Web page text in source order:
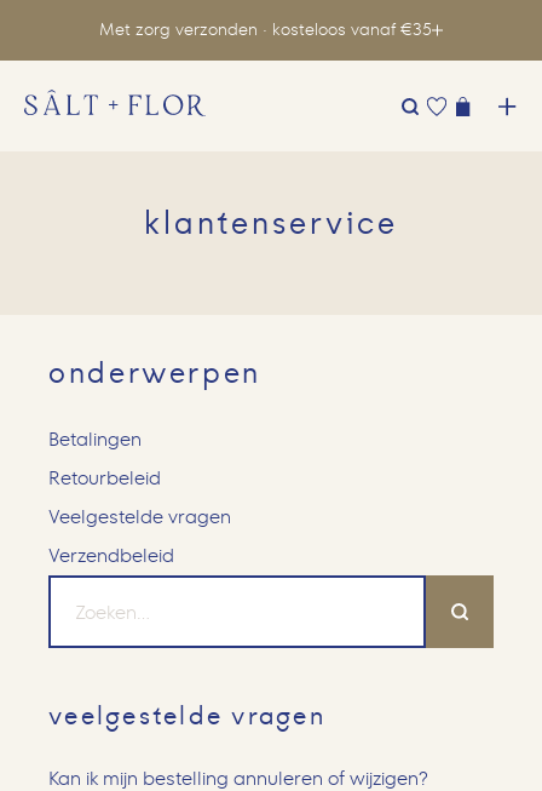
Met zorg verzonden · kosteloos vanaf €35
klantenservice
onderwerpen
Betalingen
Retourbeleid
Veelgestelde vragen
Verzendbeleid
veelgestelde vragen
Kan ik mijn bestelling annuleren of wijzigen?